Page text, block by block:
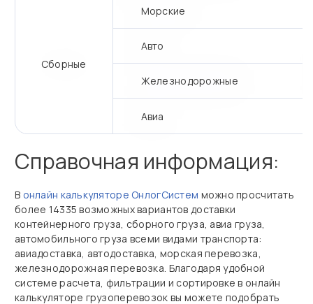
Сборные
Морские
Авто
Железнодорожные
Авиа
Справочная информация:
В онлайн калькуляторе ОнлогСистем можно просчитать
более 14335 возможных вариантов доставки
контейнерного груза, сборного груза, авиа груза,
автомобильного груза всеми видами транспорта:
авиадоставка, автодоставка, морская перевозка,
железнодорожная перевозка. Благодаря удобной
системе расчета, фильтрации и сортировке в онлайн
калькуляторе грузоперевозок вы можете подобрать